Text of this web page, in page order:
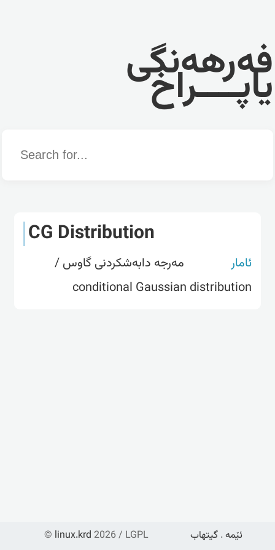
فەرهەنگی
یاپــــراخ
Word
CG Distribution
ئامار
مەرجە دابەشکردنی گاوس /
conditional Gaussian distribution
© linux.krd 2026 / LGPL ئێمە . گیتهاب